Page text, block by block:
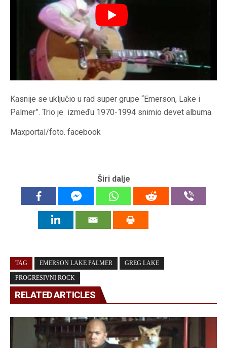
Kasnije se uključio u rad super grupe “Emerson, Lake i
Palmer”. Trio je između 1970-1994 snimio devet albuma.
Maxportal/foto. facebook
Širi dalje
TAG EMERSON LAKE PALMER GREG LAKE
PROGRESIVNI ROCK
RELATED ARTICLES